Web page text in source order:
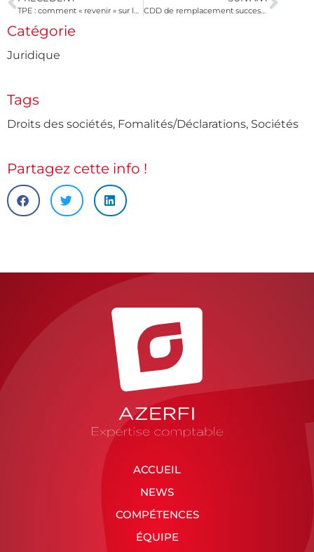
CDD de remplacement successifs : doivent-ils être requalifiés en CDI ?
Catégorie
Juridique
Tags
Droits des sociétés, Fomalités/Déclarations, Sociétés
Partagez cette info !
ACCUEIL
NEWS
COMPÉTENCES
ÉQUIPE